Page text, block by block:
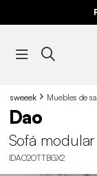
sweeek Muebles de
Dao
Sofá
IDAO2OTTBGX2